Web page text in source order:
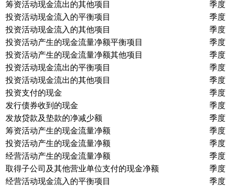
筹资活动现金流出的其他项目
季度
投资活动现金流入的平衡项目
季度
投资活动现金流入的其他项目
季度
投资活动产生的现金流量净额平衡项目
季度
投资活动产生的现金流量净额其他项目
季度
投资活动现金流出的平衡项目
季度
投资活动现金流出的其他项目
季度
投资支付的现金
季度
发行债券收到的现金
季度
发放贷款及垫款的净减少额
季度
筹资活动产生的现金流量净额
季度
投资活动产生的现金流量净额
季度
经营活动产生的现金流量净额
季度
取得子公司及其他营业单位支付的现金净额
季度
经营活动现金流入的平衡项目
季度